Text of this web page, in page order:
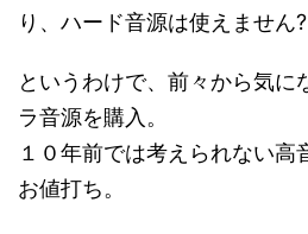
り、ハード音源は使えません?
というわけで、前々から気に
ラ音源を購入。
１０年前では考えられない高
お値打ち。